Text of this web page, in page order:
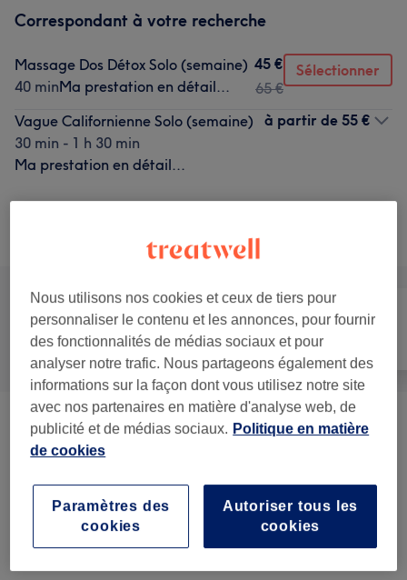
Correspondant à votre recherche
Massage Dos Détox Solo (semaine)
40 minMa prestation en détail...
45 €
65 €
Sélectionner
Vague Californienne Solo (semaine)
30 min - 1 h 30 min
Ma prestation en détail...
à partir de 55 €
Recherchez dans notre liste de prestations
Tout Visage
MASSAGES BIEN- ÊTRE ET
GOMMAGES
à partir de 35 €
SOINS DU VISAGE (
Nous utilisons nos cookies et ceux de tiers pour
personnaliser le contenu et les annonces, pour fournir
des fonctionnalités de médias sociaux et pour
analyser notre trafic. Nous partageons également des
informations sur la façon dont vous utilisez notre site
avec nos partenaires en matière d'analyse web, de
publicité et de médias sociaux. Politique en matière
de cookies
Autoriser tous les
cookies
Paramètres des
cookies